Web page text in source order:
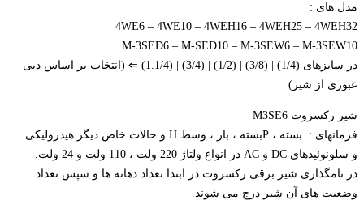
مدل های :
4WE6 – 4WE10 – 4WEH16 – 4WEH25 – 4WEH32
M-3SED6 – M-SED10 – M-3SEW6 – M-3SEW10
در سایزهای (1/4) | (3/8) | (1/2) | (3/4) | (1.1/4) ⇐ (انتخاب بر اساس دبی
عبوری از شیر)
شیر رکسروت M3SE6
فرمانهای : بسته ، Pبسته ، باز ، وسط H و حالات خاص دیگر هیدرولیکی
و سلونوئیدهای DC و AC در انواع ولتاژ 220 ولت ، 110 ولت و 24 ولت.
در نامگذاری شیر برقی رکسروت در ابتدا تعداد دهانه ها و سپس تعداد
وضعیت های آن شیر درج می شوند.